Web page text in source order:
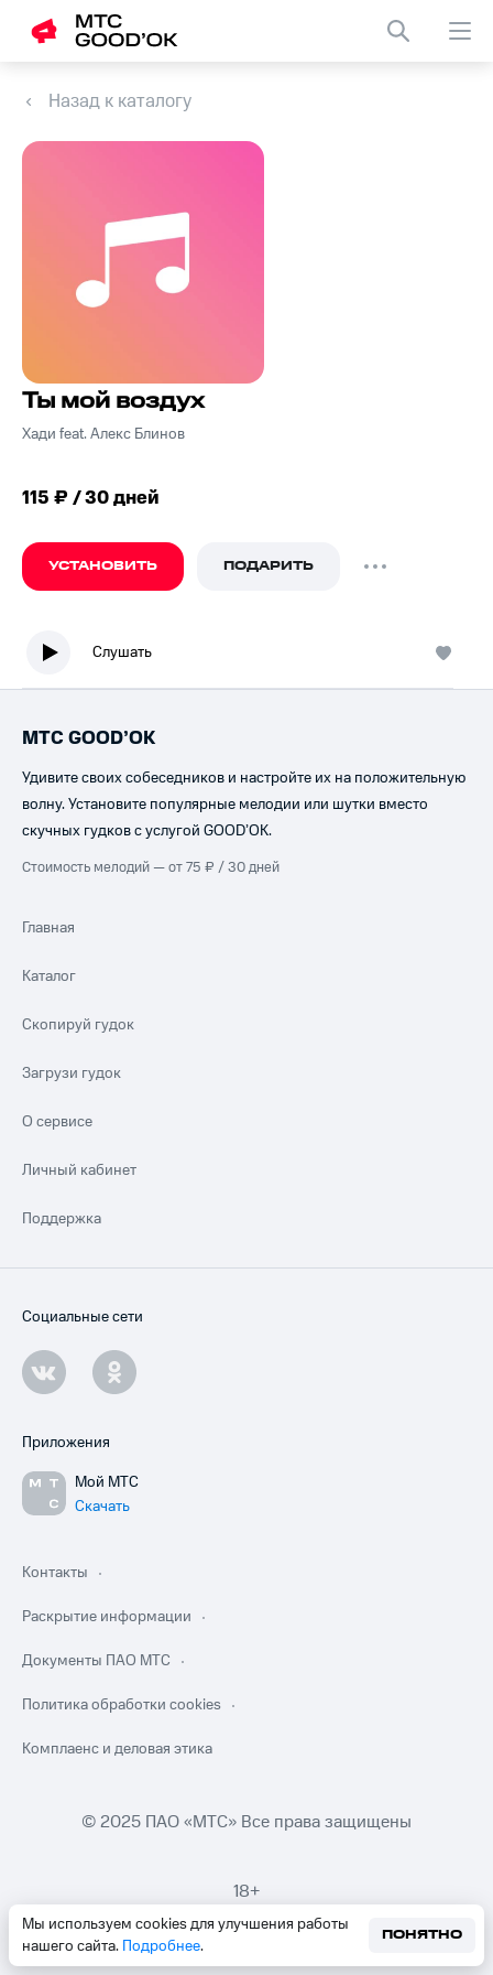
Назад к каталогу
Ты мой воздух
Хади feat. Алекс Блинов
115 ₽ / 30 дней
УСТАНОВИТЬ ПОДАРИТЬ
Слушать
Мы используем cookies для улучшения работы
нашего сайта. Подробнее.
ПОНЯТНО
МТС GOOD’OK
Удивите своих собеседников и настройте их на положительную
волну. Установите популярные мелодии или шутки вместо
скучных гудков с услугой GOOD’OK.
Стоимость мелодий — от 75 ₽ / 30 дней
Главная
Каталог
Скопируй гудок
Загрузи гудок
О сервисе
Личный кабинет
Поддержка
Социальные сети
Приложения
Мой МТС
Скачать
Контакты
Раскрытие информации
Документы ПАО МТС
Политика обработки cookies
Комплаенс и деловая этика
© 2025 ПАО «МТС» Все права защищены
18+